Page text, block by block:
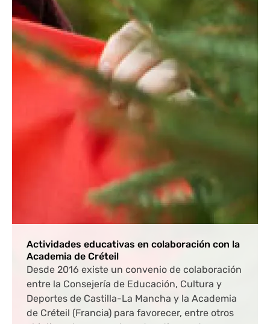
Actividades educativas en colaboración con la
Academia de Créteil
Desde 2016 existe un convenio de colaboración
entre la Consejería de Educación, Cultura y
Deportes de Castilla-La Mancha y la Academia
de Créteil (Francia) para favorecer, entre otros